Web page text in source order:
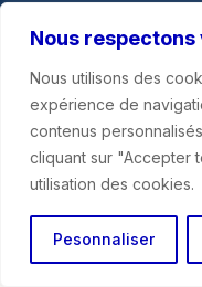
Nous
Nous utilisons des
expérience de
contenus
cliquant sur "Accepter
utilisation des cookies.
Pesonnaliser
Marie-Agnès
Mentions légales